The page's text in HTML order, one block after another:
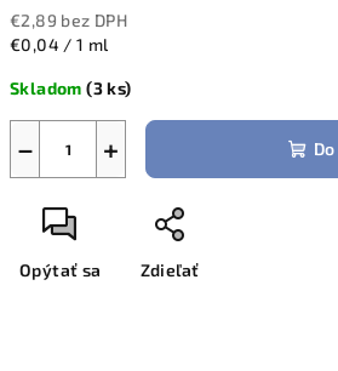
€2,89 bez DPH
Jednotková
€0,04 / 1 ml
Skladom(3 ks)
+
−
Opýtať sa Zdieľať